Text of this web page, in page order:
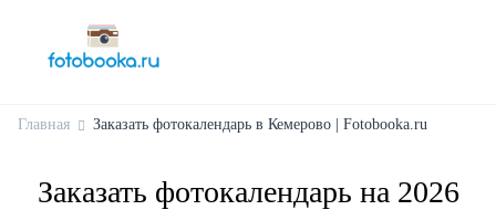
Главная Заказать фотокалендарь в Кемерово | Fotobooka.ru
Заказать фотокалендарь на 2026